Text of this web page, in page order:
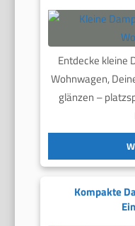
Entdecke kleine
Wohnwagen,
glänzen –
Kompakte